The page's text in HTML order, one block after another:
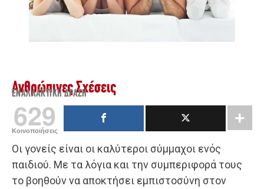
Ανθρώπινες Σχέσεις
ΕΝΑΛΛΑΚΤΙΚΉ ΔΡΆΣΗ
629
Κοινοποιήσεις
Οι γονείς είναι οι καλύτεροι σύμμαχοι ενός
παιδιού. Με τα λόγια και την συμπεριφορά τους
το βοηθούν να αποκτήσει εμπιστοσύνη στον